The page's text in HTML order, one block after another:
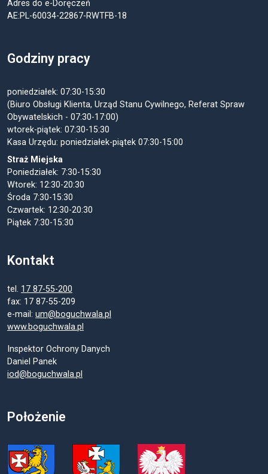
Adres do e-Doręczeń
AE:PL-60034-22867-RWTFB-18
Godziny pracy
poniedziałek: 07:30-15:30
(Biuro Obsługi Klienta, Urząd Stanu Cywilnego, Referat Spraw
Obywatelskich - 07:30-17:00)
wtorek-piątek: 07:30-15:30
Kasa Urzędu: poniedziałek-piątek 07:30-15:00
Straż Miejska
Poniedziałek: 7:30-15:30
Wtorek: 12:30-20:30
Środa 7:30-15:30
Czwartek: 12:30-20:30
Piątek 7:30-15:30
Kontakt
tel. 17 87-55-200
fax: 17 87-55-209
e-mail: um@boguchwala.pl
www.boguchwala.pl
Inspektor Ochrony Danych
Daniel Panek
iod@boguchwala.pl
Położenie